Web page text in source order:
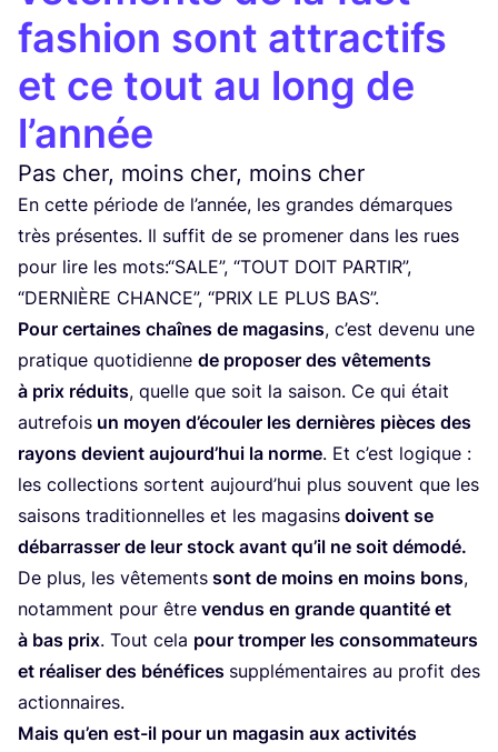
fashion sont attractifs
et ce tout au long de
l’année
Pas cher, moins cher, moins cher
En cette période de l’an­née, les grandes démarques
très pré­sentes. Il suf­fit de se pro­me­ner dans les rues
pour lire les mots:“SALE”, “TOUT DOIT PAR­TIR”,
“DER­NIÈRE CHANCE”, “PRIX LE PLUS BAS”.
Pour cer­taines chaînes de maga­sins, c’est deve­nu une
pra­tique quo­ti­dienne de pro­po­ser des vête­ments
à prix réduits, quelle que soit la sai­son. Ce qui était
autre­fois un moyen d’é­cou­ler les der­nières pièces des
rayons devient aujourd’­hui la norme. Et c’est logique :
les col­lec­tions sortent aujourd’­hui plus sou­vent que les
sai­sons tra­di­tion­nelles et les maga­sins doivent se
débar­ras­ser de leur stock avant qu’il ne soit démo­dé.
De plus, les vête­ments sont de moins en moins bons,
notam­ment pour être ven­dus en grande quan­ti­té et
à bas prix. Tout cela pour trom­per les consom­ma­teurs
et réa­li­ser des béné­fices sup­plé­men­taires au pro­fit des
actionnaires.
Mais qu’en est-il pour un maga­sin aux acti­vi­tés